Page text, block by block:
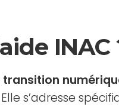
INAC
transition
s’adresse